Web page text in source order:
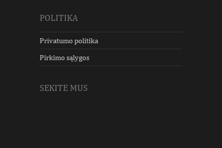
POLITIKA
Privatumo politika
Pirkimo sąlygos
SEKITE MUS